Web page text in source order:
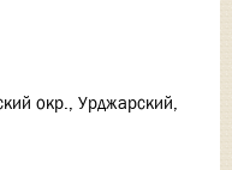
окр., Урджарский,